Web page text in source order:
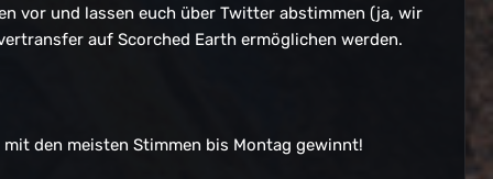
vor und lassen euch über Twitter abstimmen (ja, wir
auf Scorched Earth ermöglichen werden.
mit den meisten Stimmen bis Montag gewinnt!